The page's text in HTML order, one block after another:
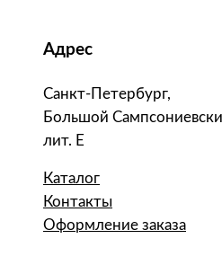
Адрес
Санкт-Петербург,
Большой
лит. Е
Каталог
Контакты
Оформление заказа